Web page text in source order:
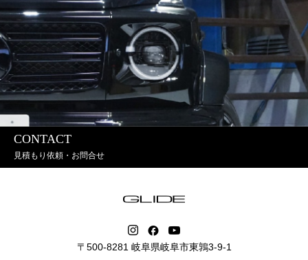
CONTACT
見積もり依頼・お問合せ
〒500-8281 岐阜県岐阜市東鶉3-9-1